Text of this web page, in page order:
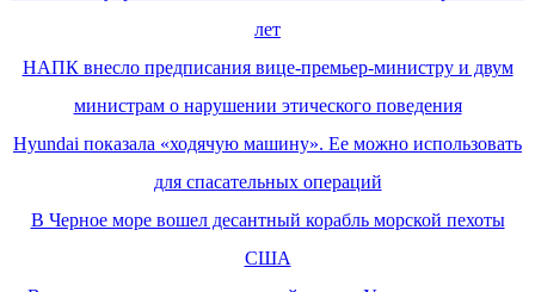
лет
НАПК внесло предписания вице-премьер-министру и двум
министрам о нарушении этического поведения
Hyundai показала «ходячую машину». Ее можно использовать
для спасательных операций
В Черное море вошел десантный корабль морской пехоты
США